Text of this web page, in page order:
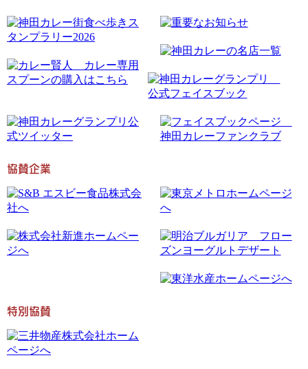
協賛企業
特別協賛